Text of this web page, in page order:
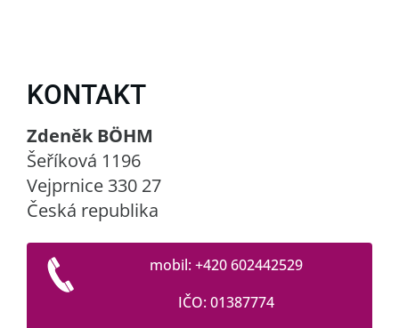
KONTAKT
Zdeněk BÖHM
Šeříková 1196
Vejprnice 330 27
Česká republika
mobil: +420 602442529
IČO: 01387774